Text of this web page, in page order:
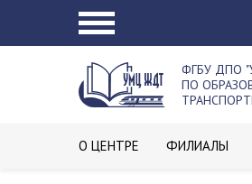
ФГБУ ДПО
ПО
О ЦЕНТРЕ ФИЛИАЛЫ